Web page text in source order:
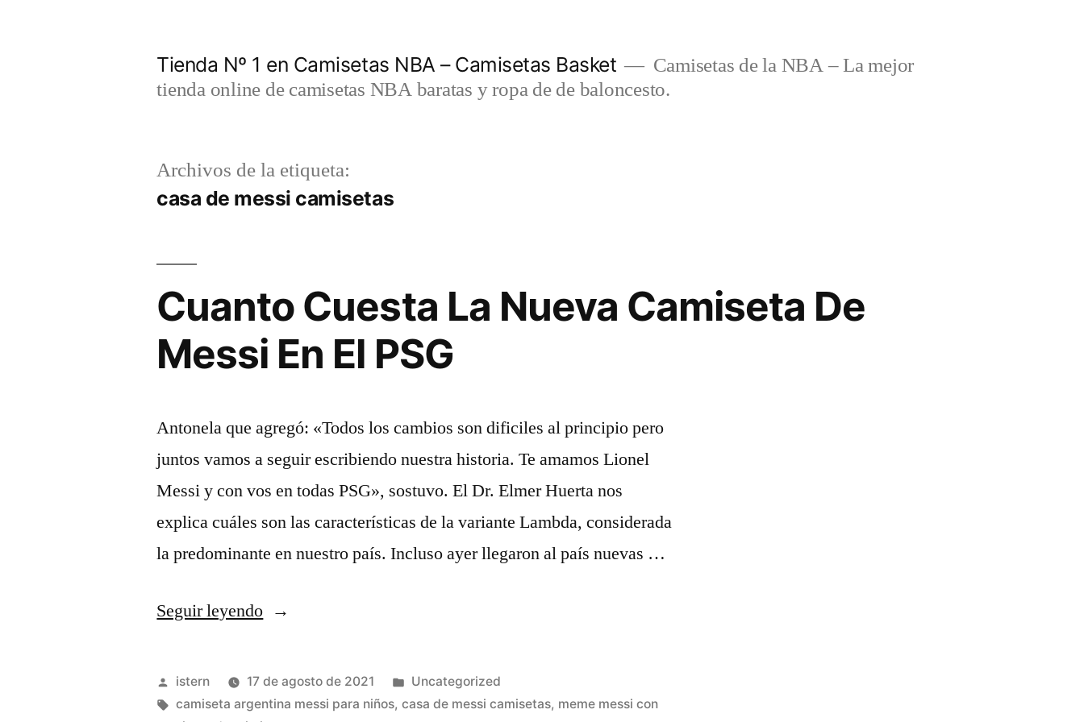
Tienda Nº 1 en Camisetas NBA – Camisetas Basket
Camisetas de la NBA – La mejor
tienda online de camisetas NBA baratas y ropa de de baloncesto.
Archivos de la etiqueta:
casa de messi camisetas
Cuanto Cuesta La Nueva Camiseta De
Messi En El PSG
Antonela que agregó: «Todos los cambios son dificiles al principio pero
juntos vamos a seguir escribiendo nuestra historia. Te amamos Lionel
Messi y con vos en todas PSG», sostuvo. El Dr. Elmer Huerta nos
explica cuáles son las características de la variante Lambda, considerada
la predominante en nuestro país. Incluso ayer llegaron al país nuevas …
Seguir leyendo«Cuanto
La
Nueva
Publicado
por
istern 17 de agosto de 2021
Publicado
en
Uncategorized
Etiquetas:
camiseta argentina messi para niños,casa de messi camisetas, meme messi con